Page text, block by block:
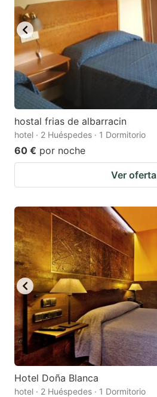
hostal frias de albarracin
hotel · 2 Huéspedes · 1 Dormitorio
60 € por noche
Ver oferta
Hotel Doña Blanca
hotel · 2 Huéspedes · 1 Dormitorio